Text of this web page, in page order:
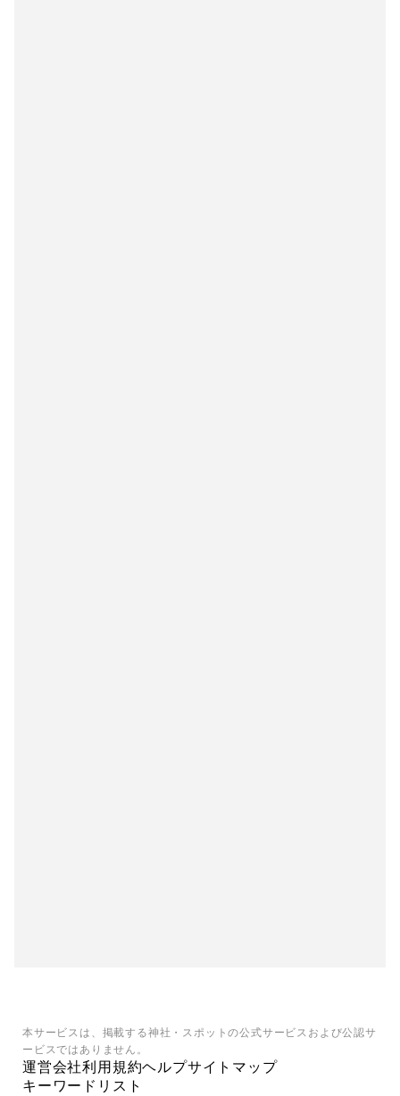
本サービスは、掲載する神社・スポットの公式サービスおよび公認サ
ービスではありません。
運営会社利用規約ヘルプサイトマップ
キーワードリスト